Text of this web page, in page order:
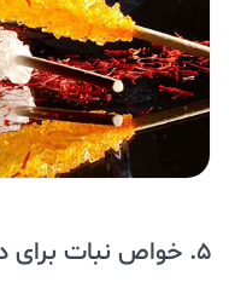
5. خواص نبات برای درمان سرفه خشک و گلو درد